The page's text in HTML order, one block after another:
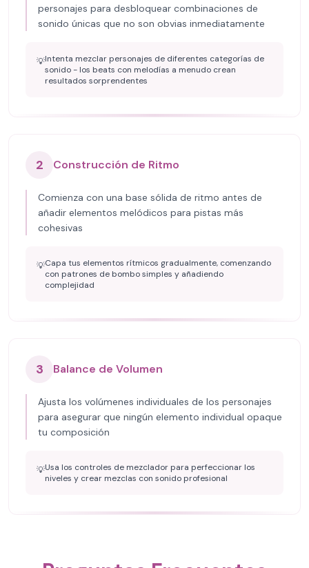
personajes para desbloquear combinaciones de
sonido únicas que no son obvias inmediatamente
💡Intenta mezclar personajes de diferentes categorías de
sonido - los beats con melodías a menudo crean
resultados sorprendentes
2 Construcción de Ritmo
Comienza con una base sólida de ritmo antes de
añadir elementos melódicos para pistas más
cohesivas
💡Capa tus elementos rítmicos gradualmente, comenzando
con patrones de bombo simples y añadiendo
complejidad
3 Balance de Volumen
Ajusta los volúmenes individuales de los personajes
para asegurar que ningún elemento individual opaque
tu composición
💡Usa los controles de mezclador para perfeccionar los
niveles y crear mezclas con sonido profesional